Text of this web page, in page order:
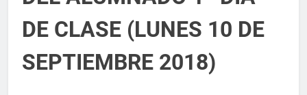
DE CLASE (LUNES 10 DE
SEPTIEMBRE 2018)